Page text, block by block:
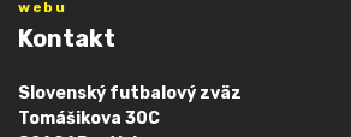
webu
Kontakt
Slovenský futbalový zväz
Tomášikova 30C